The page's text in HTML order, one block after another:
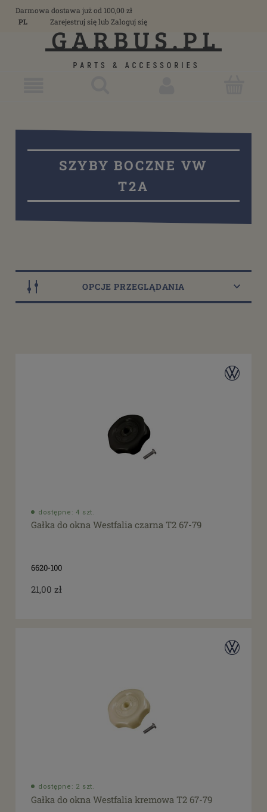
Darmowa dostawa już od 100,00 zł
PL
Zarejestruj sięlub Zaloguj się
SZYBY BOCZNE VW
T2A
OPCJE PRZEGLĄDANIA
dostępne: 4 szt.
Gałka do okna Westfalia czarna T2 67-79
6620-100
21,00 zł
dostępne: 2 szt.
Gałka do okna Westfalia kremowa T2 67-79